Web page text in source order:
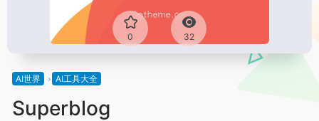
0 32
AI世界 AI工具大全
Superblog